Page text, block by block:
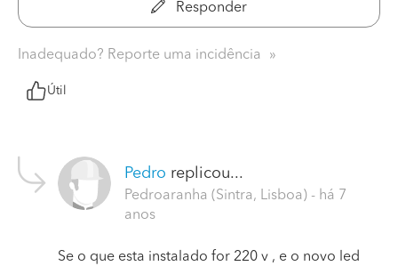
Responder
Inadequado? Reporte uma incidência
Útil
Pedro replicou...
Pedroaranha (Sintra, Lisboa) - há 7
anos
Se o que esta instalado for 220 v , e o novo led